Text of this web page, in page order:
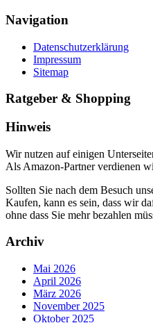
Navigation
Datenschutzerklärung
Impressum
Sitemap
Ratgeber & Shopping
Hinweis
Wir nutzen auf einigen
Als Amazon-Partner verdienen
Sollten Sie nach dem Besuch
Kaufen, kann es sein, dass wir
ohne dass Sie mehr bezahlen
Archiv
Mai 2026
April 2026
März 2026
November 2025
Oktober 2025